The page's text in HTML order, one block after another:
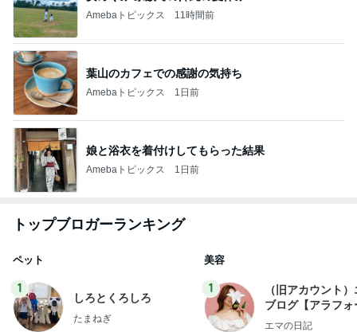
Amebaトピックス 11時間前
葉山のカフェでの感謝の気持ち
Amebaトピックス 1日前
娘と浴衣を着付けしてもらった結果
Amebaトピックス 1日前
トップブロガーランキング
ペット
1
しろとくろしろ
たまねぎ
美容
1
（旧アカウント
ブログ【アラフォ
社売却セカンドラ
エマの日記